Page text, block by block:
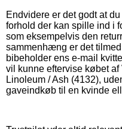
Endvidere er det godt at
forhold der kan spille ind i
som eksempelvis den
sammenhæng er det
bibeholder ens e-mail
vil kunne eftervise købet
Linoleum / Ash (4132),
gaveindkøb til en kvinde